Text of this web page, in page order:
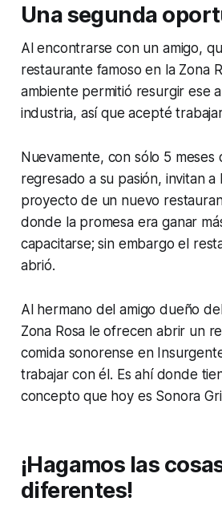
Una segunda
Al encontrarse con un amigo,
restaurante famoso en la Zona
ambiente permitió resurgir ese
industria, así que acepté
Nuevamente, con sólo 5 meses
regresado a su pasión, invitan a
proyecto de un nuevo
donde la promesa era ganar
capacitarse; sin embargo el
abrió.
Al hermano del amigo dueño
Zona Rosa le ofrecen abrir un
comida sonorense en
trabajar con él. Es ahí donde
concepto que hoy es Sonora
¡Hagamos las
diferentes!